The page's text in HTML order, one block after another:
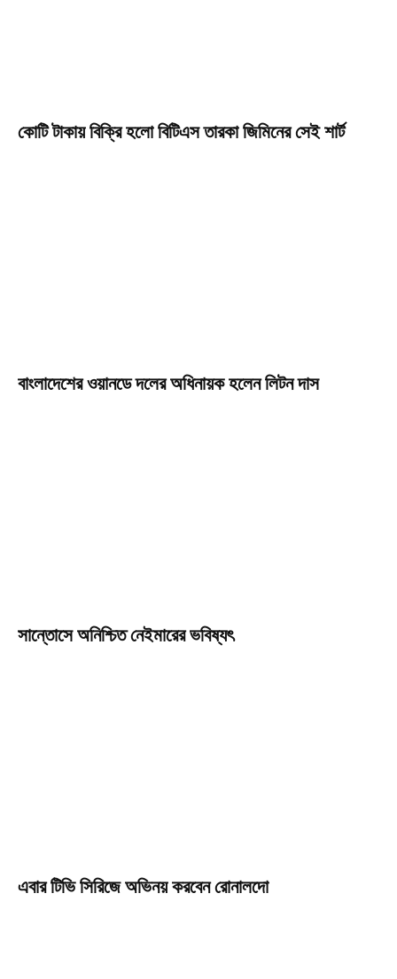
কোটি টাকায় বিক্রি হলো বিটিএস তারকা জিমিনের সেই শার্ট
বাংলাদেশের ওয়ানডে দলের অধিনায়ক হলেন লিটন দাস
সান্তোসে অনিশ্চিত নেইমারের ভবিষ্যৎ
এবার টিভি সিরিজে অভিনয় করবেন রোনালদো